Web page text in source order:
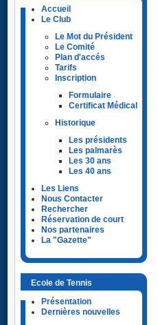
Accueil
Le Club
Le Mot du Président
Le Comité
Plan d'accés
Tarifs
Inscription
Formulaire
Certificat Médical
Historique
Les présidents
Les palmarès
Les 30 ans
Les 40 ans
Les Liens
Nous Contacter
Rechercher
Réservation de court
Nos partenaires
La "Gazette"
Ecole de Tennis
Présentation
Dernières nouvelles